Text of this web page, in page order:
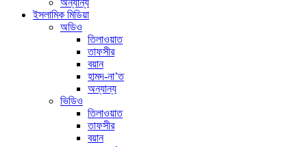
অন্যান্য
ইসলামিক মিডিয়া
অডিও
তিলাওয়াত
তাফসীর
বয়ান
হামদ-না’ত
অন্যান্য
ভিডিও
তিলাওয়াত
তাফসীর
বয়ান